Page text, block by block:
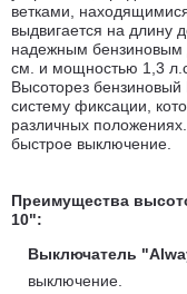
ветками,
выдвигается на длину
надежным бензиновым
см. и мощностью 1,3
Высоторез
систему фиксации,
различных
быстрое выключение.
Преимущества
10":
Выключатель
выключение.